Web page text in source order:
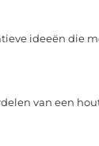
ideeën die
van een